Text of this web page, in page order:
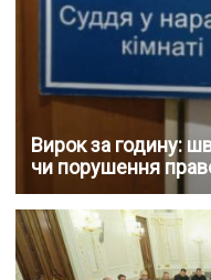
Вирок за годину:
чи порушення